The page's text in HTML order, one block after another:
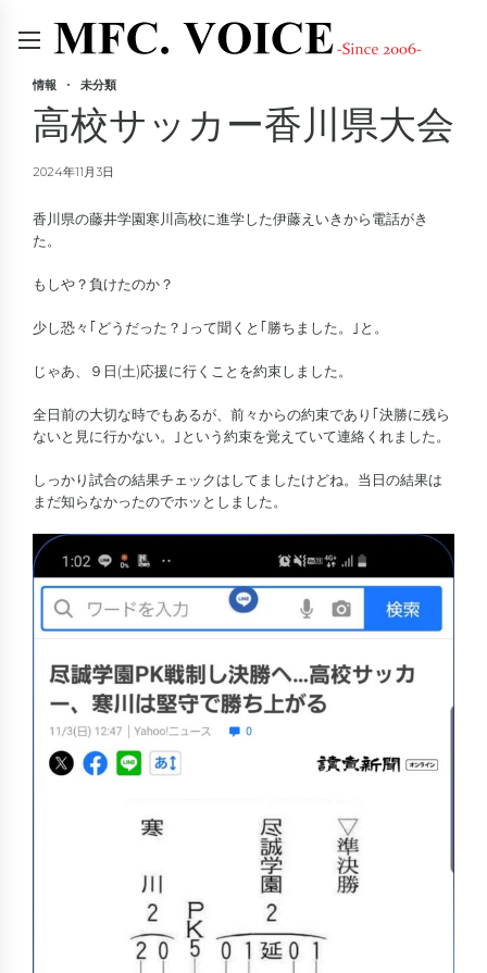
情報 未分類
高校サッカー香川県大会
2024年11月3日
香川県の藤井学園寒川高校に進学した伊藤えいきから電話がき
た。
もしや？負けたのか？
少し恐々｢どうだった？｣って聞くと｢勝ちました。｣と。
じゃあ、９日(土)応援に行くことを約束しました。
全日前の大切な時でもあるが、前々からの約束であり｢決勝に残ら
ないと見に行かない。｣という約束を覚えていて連絡くれました。
しっかり試合の結果チェックはしてましたけどね。当日の結果は
まだ知らなかったのでホッとしました。